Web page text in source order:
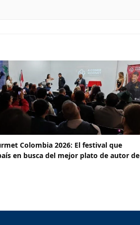
Colombia 2026: El festival que
en busca del mejor plato de autor de